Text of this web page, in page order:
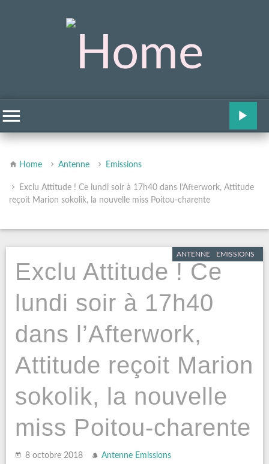
Home Antenne Emissions
Exclu Attitude ! Ce lundi soir à 17h40 dans l’Afterwork, Attitude
reçoit Marion sokolik, la nouvelle miss Poitou-charente
ANTENNE EMISSIONS
Exclu Attitude ! Ce
lundi soir à 17h40
dans l’Afterwork,
Attitude reçoit Marion
sokolik, la nouvelle
miss Poitou-charente
8 octobre 2018 Antenne Emissions